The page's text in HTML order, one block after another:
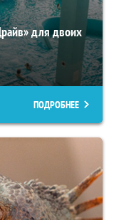
для двоих
ПОДРОБНЕЕ